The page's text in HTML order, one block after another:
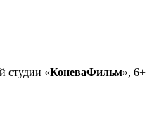
студии «КоневаФильм», 6+